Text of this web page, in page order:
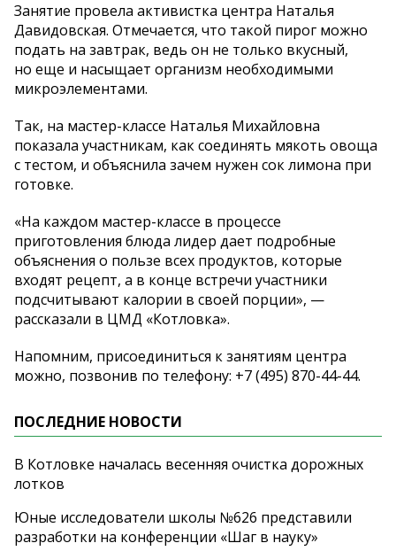
Занятие провела активистка центра Наталья
Давидовская. Отмечается, что такой пирог можно
подать на завтрак, ведь он не только вкусный,
но еще и насыщает организм необходимыми
микроэлементами.
Так, на мастер-классе Наталья Михайловна
показала участникам, как соединять мякоть овоща
с тестом, и объяснила зачем нужен сок лимона при
готовке.
«На каждом мастер-классе в процессе
приготовления блюда лидер дает подробные
объяснения о пользе всех продуктов, которые
входят рецепт, а в конце встречи участники
подсчитывают калории в своей порции», —
рассказали в ЦМД «Котловка».
Напомним, присоединиться кзанятиям центра
можно, позвонив по телефону: +7 (495) 870-44-44.
ПОСЛЕДНИЕ НОВОСТИ
В Котловке началась весенняя очистка дорожных
лотков
Юные исследователи школы №626 представили
разработки на конференции «Шаг в науку»